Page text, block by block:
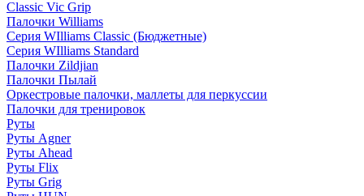
Classic Vic Grip
Палочки Williams
Серия WIlliams Classic (Бюджетные)
Серия WIlliams Standard
Палочки Zildjian
Палочки Пылай
Оркестровые палочки, маллеты для перкуссии
Палочки для тренировок
Руты
Руты Agner
Руты Ahead
Руты Flix
Руты Grig